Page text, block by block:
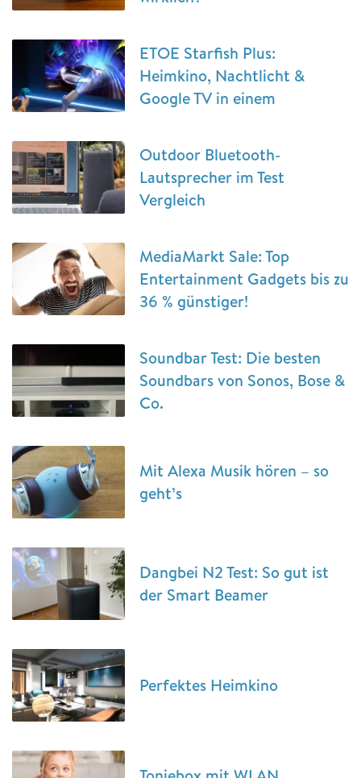
ETOE Starfish Plus:
Heimkino, Nachtlicht &
Google TV in einem
Outdoor Bluetooth-
Lautsprecher im Test
Vergleich
MediaMarkt Sale: Top
Entertainment Gadgets bis zu
36 % günstiger!
Soundbar Test: Die besten
Soundbars von Sonos, Bose &
Co.
Mit Alexa Musik hören – so
geht’s
Dangbei N2 Test: So gut ist
der Smart Beamer
Perfektes Heimkino